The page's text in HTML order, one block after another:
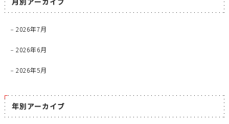
2026年7月
2026年6月
2026年5月
年別アーカイブ